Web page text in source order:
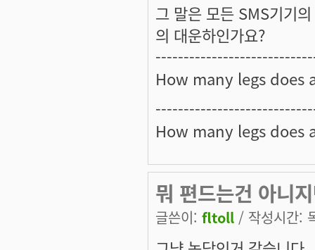
그 말은 모든 SMS기기
의 대운하인가요?
How many legs does
How many legs does
뭐 편드는건 아니
글쓴이: fltoll / 작성시간: